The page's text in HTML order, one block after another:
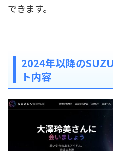
できます。
2024年以降の
ト内容